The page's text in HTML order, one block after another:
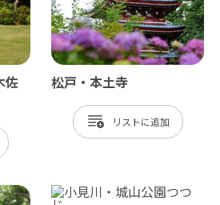
佐
松戸・本土寺
リスト